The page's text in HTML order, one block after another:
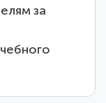
за